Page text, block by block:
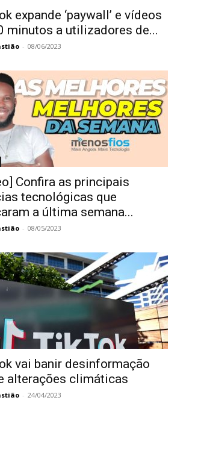
expande ‘paywall’ e vídeos
minutos a utilizadores de...
- 08/06/2023
Confira as principais
tecnológicas que
a última semana...
- 08/05/2023
vai banir desinformação
alterações climáticas
- 24/04/2023